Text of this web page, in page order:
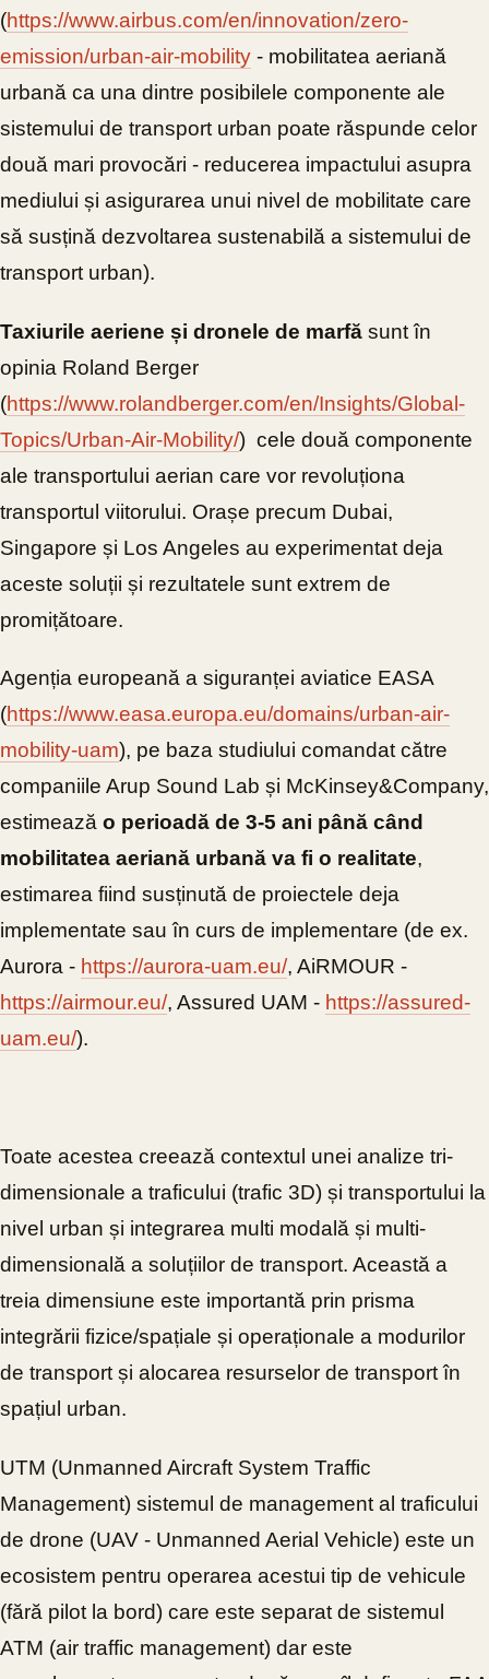
(https://www.airbus.com/en/innovation/zero-
emission/urban-air-mobility - mobilitatea aeriană
urbană ca una dintre posibilele componente ale
sistemului de transport urban poate răspunde celor
două mari provocări - reducerea impactului asupra
mediului și asigurarea unui nivel de mobilitate care
să susțină dezvoltarea sustenabilă a sistemului de
transport urban).
Taxiurile aeriene și dronele de marfă sunt în
opinia Roland Berger
(https://www.rolandberger.com/en/Insights/Global-
Topics/Urban-Air-Mobility/) cele două componente
ale transportului aerian care vor revoluționa
transportul viitorului. Orașe precum Dubai,
Singapore și Los Angeles au experimentat deja
aceste soluții și rezultatele sunt extrem de
promițătoare.
Agenția europeană a siguranței aviatice EASA
(https://www.easa.europa.eu/domains/urban-air-
mobility-uam), pe baza studiului comandat către
companiile Arup Sound Lab și McKinsey&Company,
estimează o perioadă de 3-5 ani până când
mobilitatea aeriană urbană va fi o realitate,
estimarea fiind susținută de proiectele deja
implementate sau în curs de implementare (de ex.
Aurora - https://aurora-uam.eu/, AiRMOUR -
https://airmour.eu/, Assured UAM - https://assured-
uam.eu/).
Toate acestea creează contextul unei analize tri-
dimensionale a traficului (trafic 3D) și transportului la
nivel urban și integrarea multi modală și multi-
dimensională a soluțiilor de transport. Această a
treia dimensiune este importantă prin prisma
integrării fizice/spațiale și operaționale a modurilor
de transport și alocarea resurselor de transport în
spațiul urban.
UTM (Unmanned Aircraft System Traffic
Management) sistemul de management al traficului
de drone (UAV - Unmanned Aerial Vehicle) este un
ecosistem pentru operarea acestui tip de vehicule
(fără pilot la bord) care este separat de sistemul
ATM (air traffic management) dar este